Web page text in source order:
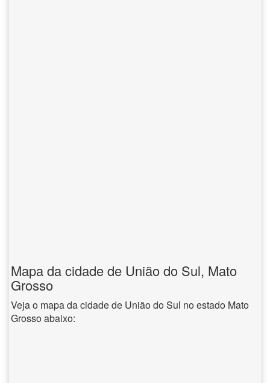
Mapa da cidade de União do Sul, Mato
Grosso
Veja o mapa da cidade de União do Sul no estado Mato
Grosso abaixo: